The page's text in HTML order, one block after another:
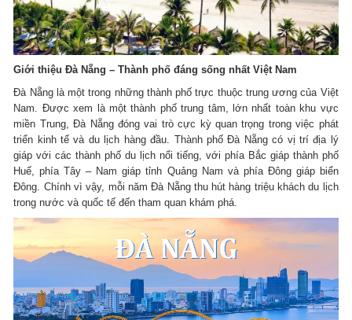
Giới thiệu Đà Nẵng – Thành phố đáng sống nhất Việt Nam
Đà Nẵng là một trong những thành phố trực thuộc trung ương của Việt
Nam. Được xem là một thành phố trung tâm, lớn nhất toàn khu vực
miền Trung, Đà Nẵng đóng vai trò cực kỳ quan trọng trong việc phát
triển kinh tế và du lịch hàng đầu. Thành phố Đà Nẵng có vị trí địa lý
giáp với các thành phố du lịch nổi tiếng, với phía Bắc giáp thành phố
Huế, phía Tây – Nam giáp tỉnh Quảng Nam và phía Đông giáp biển
Đông. Chính vì vậy, mỗi năm Đà Nẵng thu hút hàng triệu khách du lịch
trong nước và quốc tế đến tham quan khám phá.